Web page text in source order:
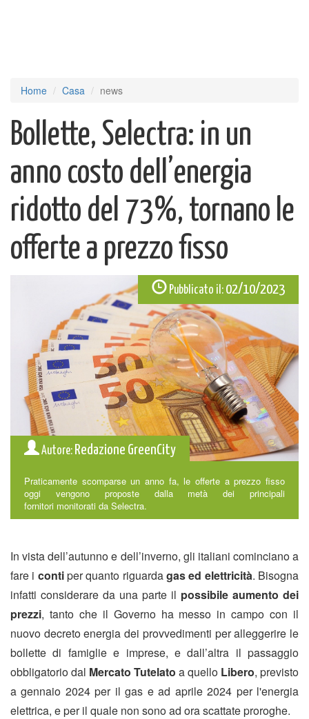
Home Casa news
Bollette, Selectra: in un
anno costo dell’energia
ridotto del 73%, tornano le
offerte a prezzo fisso
Pubblicato il: 02/10/2023
Autore: Redazione GreenCity
Praticamente scomparse un anno fa, le offerte a prezzo fisso
oggi vengono proposte dalla metà dei principali
fornitori monitorati da Selectra.
In vista dell’autunno e dell’inverno, gli italiani cominciano a
fare i contiper quanto riguardagas ed elettricità. Bisogna
infatti considerare da una parte il possibile aumento dei
prezzi, tanto che il Governo ha messo in campo con il
nuovo decreto energia dei provvedimenti per alleggerire le
bollette di famiglie e imprese, e dall’altra il passaggio
obbligatorio dal Mercato Tutelato a quello Libero, previsto
a gennaio 2024 per il gas e ad aprile 2024 per l'energia
elettrica, e per il quale non sono ad ora scattate proroghe.